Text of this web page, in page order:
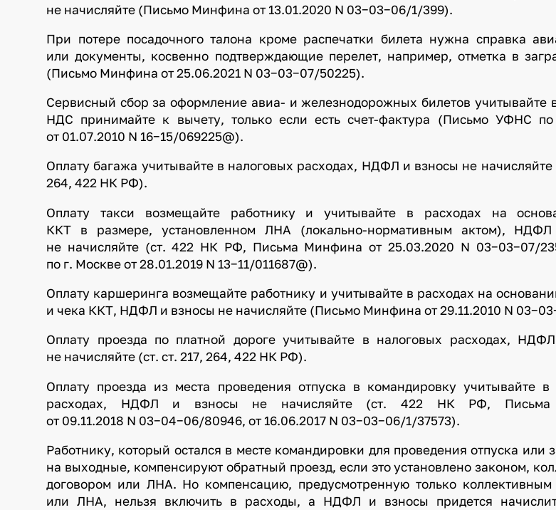
не начисляйте (Письмо Минфина от 13.01.2020 N 03−03−06/1/399).
При потере посадочного талона кроме распечатки билета нужна справка
или документы, косвенно подтверждающие перелет, например, отметка в
(Письмо Минфина от 25.06.2021 N 03−03−07/50225).
Сервисный сбор за оформление авиа- и железнодорожных билетов учитывайте
НДС принимайте к вычету, только если есть счет-фактура (Письмо УФНС
от 01.07.2010 N 16−15/069225@).
Оплату багажа учитывайте в налоговых расходах, НДФЛ и взносы не начисляйте
264, 422 НК РФ).
Оплату такси возмещайте работнику и учитывайте в расходах на
ККТ в размере, установленном ЛНА (локально-нормативным актом),
не начисляйте (ст. 422 НК РФ, Письма Минфина от 25.03.2020 N 03−03−07/
по г. Москве от 28.01.2019 N 13−11/011687@).
Оплату каршеринга возмещайте работнику и учитывайте в расходах на
и чека ККТ, НДФЛ и взносы не начисляйте (Письмо Минфина от 29.11.2010 N
Оплату проезда по платной дороге учитывайте в налоговых расходах,
не начисляйте (ст. ст. 217, 264, 422 НК РФ).
Оплату проезда из места проведения отпуска в командировку учитывайте в
расходах, НДФЛ и взносы не начисляйте (ст. 422 НК РФ, Письма
от 09.11.2018 N 03−04−06/80946, от 16.06.2017 N 03−03−06/1/37573).
Работнику, который остался в месте командировки для проведения отпуска или
на выходные, компенсируют обратный проезд, если это установлено законом,
договором или ЛНА. Но компенсацию, предусмотренную только коллективным
или ЛНА, нельзя включить в расходы, а НДФЛ и взносы придется